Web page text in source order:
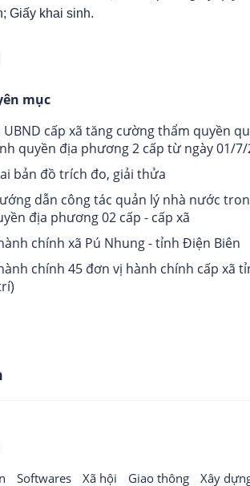
Giấy khai sinh.
mục
UBND cấp xã tăng cường thẩm quyền
quyền địa phương 2 cấp từ ngày 01/7/
bản đồ trích đo, giải thửa
dẫn công tác quản lý nhà nước
địa phương 02 cấp - cấp xã
chính xã Pú Nhung - tỉnh Điện Biên
chính 45 đơn vị hành chính cấp xã
Softwares Xã hội Giao thông Xây